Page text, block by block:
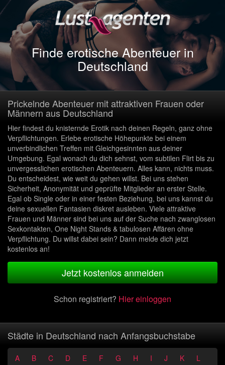
Finde erotische Abenteuer in
Deutschland
Prickelnde Abenteuer mit attraktiven Frauen oder
Männern aus Deutschland
Hier findest du knisternde Erotik nach deinen Regeln, ganz ohne
Verpflichtungen. Erlebe erotische Höhepunkte bei einem
unverbindlichen Treffen mit Gleichgesinnten aus deiner
Umgebung. Egal wonach du dich sehnst, vom subtilen Flirt bis zu
unvergesslichen erotischen Abenteuern. Alles kann, nichts muss.
Du entscheidest, wie weit du gehen willst. Bei uns stehen
Sicherheit, Anonymität und geprüfte Mitglieder an erster Stelle.
Egal ob Single oder in einer festen Beziehung, bei uns kannst du
deine sexuellen Fantasien diskret ausleben. Viele attraktive
Frauen und Männer sind bei uns auf der Suche nach zwanglosen
Sexkontakten, One Night Stands & tabulosen Affären ohne
Verpflichtung. Du willst dabei sein? Dann melde dich jetzt
kostenlos an!
Jetzt kostenlos anmelden
Schon registriert? Hier einloggen
Städte in Deutschland nach Anfangsbuchstabe
A B C D E F G H I J K
L